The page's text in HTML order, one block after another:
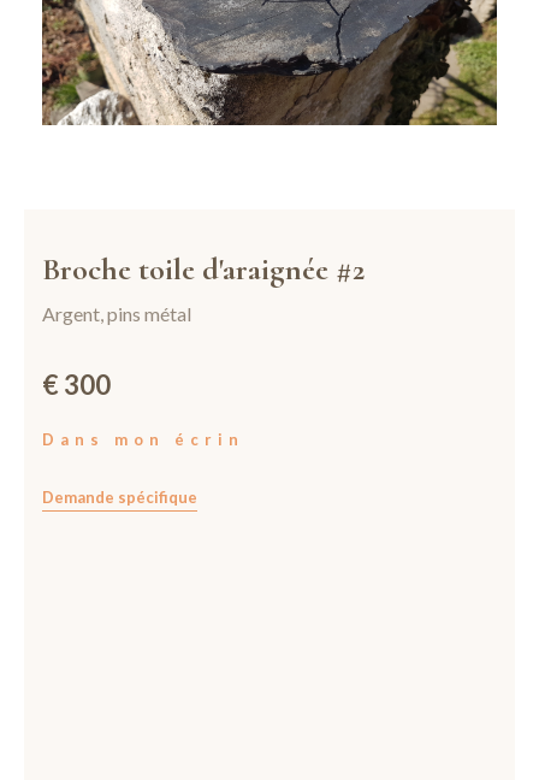
Broche toile d'araignée #2
Argent, pins métal
€ 300
Dans mon écrin
Demande spécifique